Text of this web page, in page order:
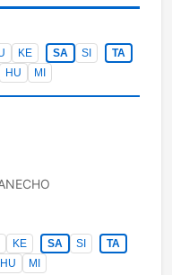
KE SA SI
TA
HU MI
KE SA SI
TA
HU MI